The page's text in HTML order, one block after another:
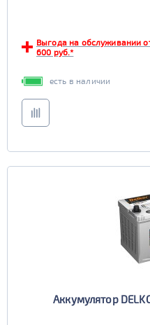
Выгода на обслуживании
600 руб.*
есть в наличии
Аккумулятор